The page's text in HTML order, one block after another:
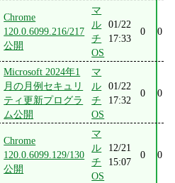
Chrome
120.0.6099.216/217
公開
マ
ル
チ
OS
01/22
17:33
0 0
Microsoft 2024年1
月の月例セキュリ
ティ更新プログラ
ム公開
マ
ル
チ
OS
01/22
17:32
0 0
Chrome
120.0.6099.129/130
公開
マ
ル
チ
OS
12/21
15:07
0 0